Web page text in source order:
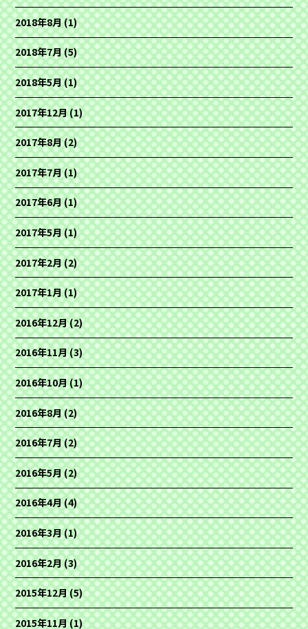
2018年8月(1)
2018年7月(5)
2018年5月(1)
2017年12月(1)
2017年8月(2)
2017年7月(1)
2017年6月(1)
2017年5月(1)
2017年2月(2)
2017年1月(1)
2016年12月(2)
2016年11月(3)
2016年10月(1)
2016年8月(2)
2016年7月(2)
2016年5月(2)
2016年4月(4)
2016年3月(1)
2016年2月(3)
2015年12月(5)
2015年11月(1)